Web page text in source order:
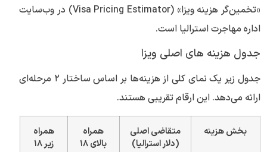
«تخمین‌گر هزینه ویزا» (Visa Pricing Estimator) در وب‌سایت
اداره مهاجرت استرالیا است.
جدول هزینه های اصلی ویزا
جدول زیر یک نمای کلی از هزینه‌ها بر اساس ساختار ۲ مرحله‌ای
ارائه می‌دهد. این ارقام تقریبی هستند.
بخش هزینه
متقاضی اصلی
(دلار استرالیا)
همراه
بالای ۱۸
همراه
زیر ۱۸